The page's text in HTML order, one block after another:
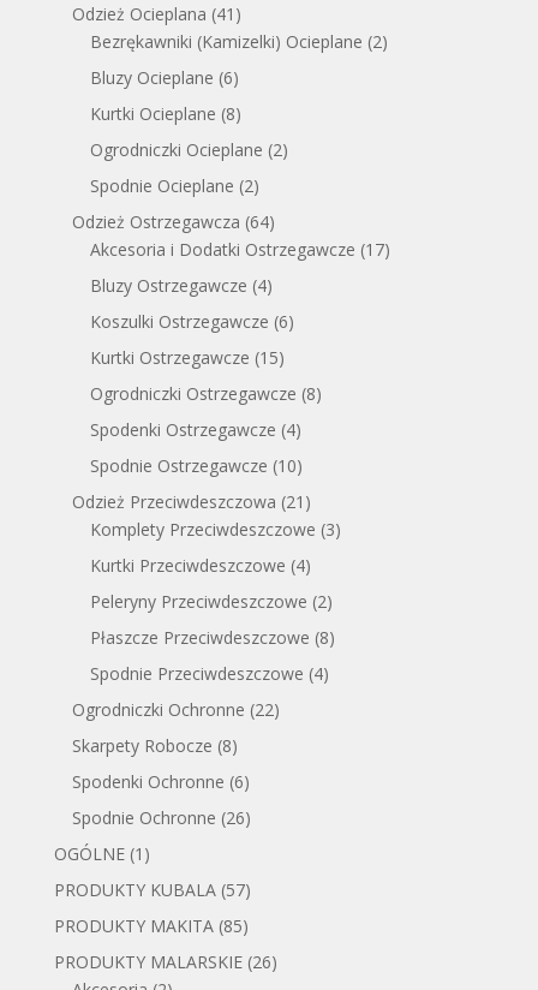
Odzież Ocieplana (41)
Bezrękawniki (Kamizelki) Ocieplane (2)
Bluzy Ocieplane (6)
Kurtki Ocieplane (8)
Ogrodniczki Ocieplane (2)
Spodnie Ocieplane (2)
Odzież Ostrzegawcza (64)
Akcesoria i Dodatki Ostrzegawcze (17)
Bluzy Ostrzegawcze (4)
Koszulki Ostrzegawcze (6)
Kurtki Ostrzegawcze (15)
Ogrodniczki Ostrzegawcze (8)
Spodenki Ostrzegawcze (4)
Spodnie Ostrzegawcze (10)
Odzież Przeciwdeszczowa (21)
Komplety Przeciwdeszczowe (3)
Kurtki Przeciwdeszczowe (4)
Peleryny Przeciwdeszczowe (2)
Płaszcze Przeciwdeszczowe (8)
Spodnie Przeciwdeszczowe (4)
Ogrodniczki Ochronne (22)
Skarpety Robocze (8)
Spodenki Ochronne (6)
Spodnie Ochronne (26)
OGÓLNE (1)
PRODUKTY KUBALA (57)
PRODUKTY MAKITA (85)
PRODUKTY MALARSKIE (26)